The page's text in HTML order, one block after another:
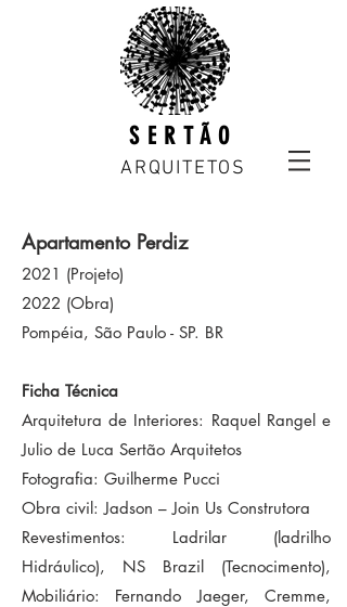
SERTÃO
ARQUITETOS
Apartamento Perdiz
2021 (Projeto)
2022 (Obra)
Pompéia, São Paulo - SP. BR
Ficha Técnica
Arquitetura de Interiores: Raquel Rangel e
Julio de Luca Sertão Arquitetos
Fotografia: Guilherme Pucci
Obra civil: Jadson – Join Us Construtora
Revestimentos: Ladrilar (ladrilho
Hidráulico), NS Brazil (Tecnocimento),
Mobiliário: Fernando Jaeger, Cremme,